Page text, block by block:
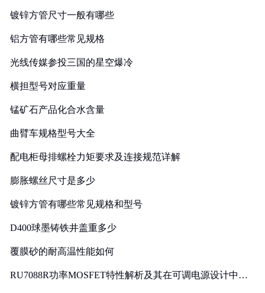
镀锌方管尺寸一般有哪些
铝方管有哪些常见规格
光线传媒参投三国的星空爆冷
横担型号对应重量
锰矿石产品化合水含量
曲臂车规格型号大全
配电柜母排螺栓力矩要求及连接规范详解
膨胀螺丝尺寸是多少
镀锌方管有哪些常见规格和型号
D400球墨铸铁井盖重多少
覆膜砂的耐高温性能如何
RU7088R功率MOSFET特性解析及其在可调电源设计中的